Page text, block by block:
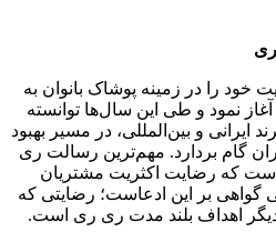
ری
خود را در زمینه پوشاک بانوان به
‌صورت تخصصی از سال 1396 آغاز نمود و طی این سال‌ها توانسته
همکاری با بیش از 400 برند ایرانی و بین‌المللی، در مسیر بهبود
گام بردارد. مهم‌ترین رسالت ری
که رضایت اکثریت مشتریان
گواهی بر این ادعاست؛ رضایتی که
دیگر اهداف بلند مدت ری ری است.